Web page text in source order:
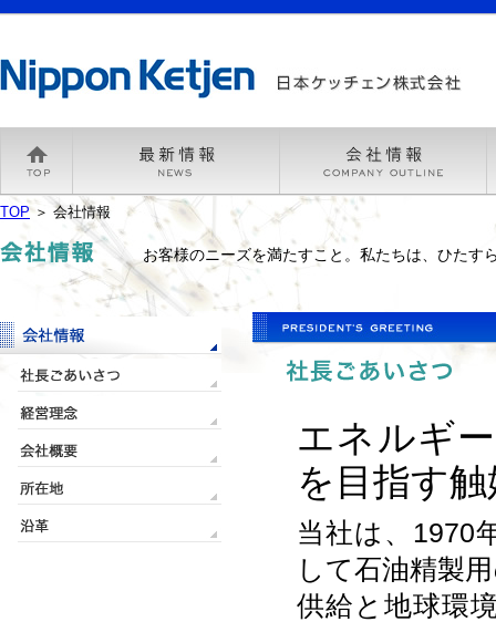
TOP＞ 会社情報
お客様のニーズを満たすこと。私たちは、ひたす
エネルギ
を目指す
当社は、1970
して石油精製
供給と地球環